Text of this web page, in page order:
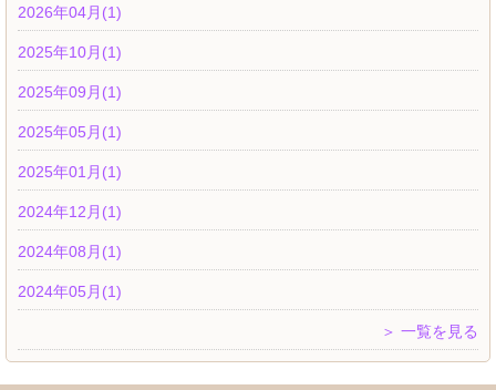
2026年04月(1)
2025年10月(1)
2025年09月(1)
2025年05月(1)
2025年01月(1)
2024年12月(1)
2024年08月(1)
2024年05月(1)
＞ 一覧を見る